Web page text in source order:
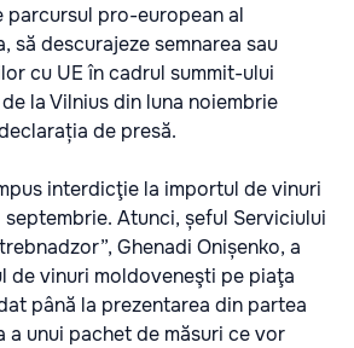
parcursul pro-european al
să descurajeze semnarea sau
cu UE în cadrul summit-ului
la Vilnius din luna noiembrie
de presă.
interdicţie la importul de vinuri
septembrie. Atunci, șeful Serviciului
Ghenadi Onișenko, a
de vinuri moldoveneşti pe piaţa
până la prezentarea din partea
a unui pachet de măsuri ce vor